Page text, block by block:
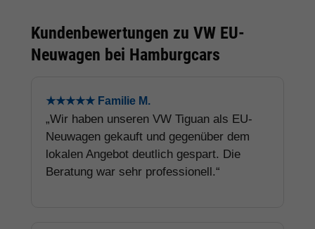
Kundenbewertungen zu VW EU-
Neuwagen bei Hamburgcars
★★★★★ Familie M.
„Wir haben unseren VW Tiguan als EU-
Neuwagen gekauft und gegenüber dem
lokalen Angebot deutlich gespart. Die
Beratung war sehr professionell.“